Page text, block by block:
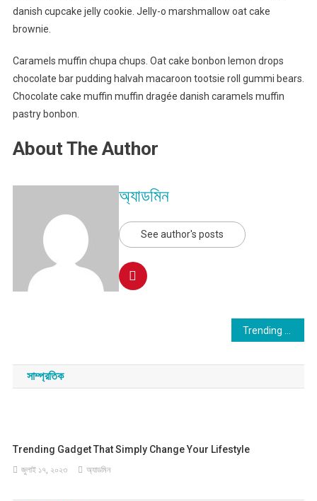
danish cupcake jelly cookie. Jelly-o marshmallow oat cake
brownie.
Caramels muffin chupa chups. Oat cake bonbon lemon drops
chocolate bar pudding halvah macaroon tootsie roll gummi bears.
Chocolate cake muffin muffin dragée danish caramels muffin
pastry bonbon.
About The Author
অ্যাডমিন
See author's posts
navigation
সাম্প্রতিক
Trending Gadget That Simply Change Your Lifestyle
জুলাই ১৭, ২০২৩ অ্যাডমিন